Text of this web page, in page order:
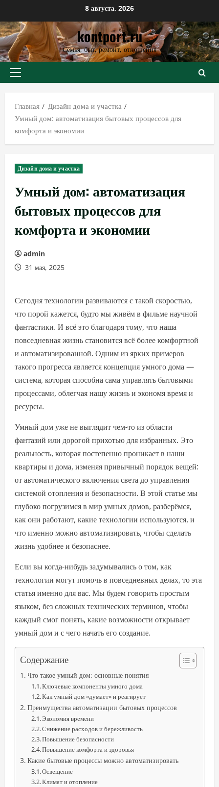
к
содержимому
8 августа, 2026
kontport.ru
Семья, быт, ремонт, отношения
Основное
Главная
Дизайн дома и участка
Умный дом: автоматизация бытовых процессов для
комфорта и экономии
Дизайн дома и участка
Умный дом: автоматизация
бытовых процессов для
комфорта и экономии
admin
31 мая, 2025
Сегодня технологии развиваются с такой скоростью,
что порой кажется, будто мы живём в фильме научной
фантастики. И всё это благодаря тому, что наша
повседневная жизнь становится всё более комфортной
и автоматизированной. Одним из ярких примеров
такого прогресса является концепция умного дома —
система, которая способна сама управлять бытовыми
процессами, облегчая нашу жизнь и экономя время и
ресурсы.
Умный дом уже не выглядит чем-то из области
фантазий или дорогой прихотью для избранных. Это
реальность, которая постепенно проникает в наши
квартиры и дома, изменяя привычный порядок вещей:
от автоматического включения света до управления
системой отопления и безопасности. В этой статье мы
глубоко погрузимся в мир умных домов, разберёмся,
как они работают, какие технологии используются, и
что именно можно автоматизировать, чтобы сделать
жизнь удобнее и безопаснее.
Если вы когда-нибудь задумывались о том, как
технологии могут помочь в повседневных делах, то эта
статья именно для вас. Мы будем говорить простым
языком, без сложных технических терминов, чтобы
каждый смог понять, какие возможности открывает
умный дом и с чего начать его создание.
Содержание
Что такое умный дом: основные понятия
Ключевые компоненты умного дома
Как умный дом «думает» и реагирует
Преимущества автоматизации бытовых процессов
Экономия времени
Снижение расходов и бережливость
Повышение безопасности
Повышение комфорта и здоровья
Какие бытовые процессы можно автоматизировать
Освещение
Климат и отопление